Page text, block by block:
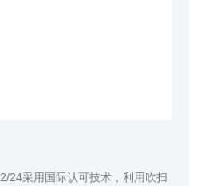
24采用国际认可技术，利用吹扫